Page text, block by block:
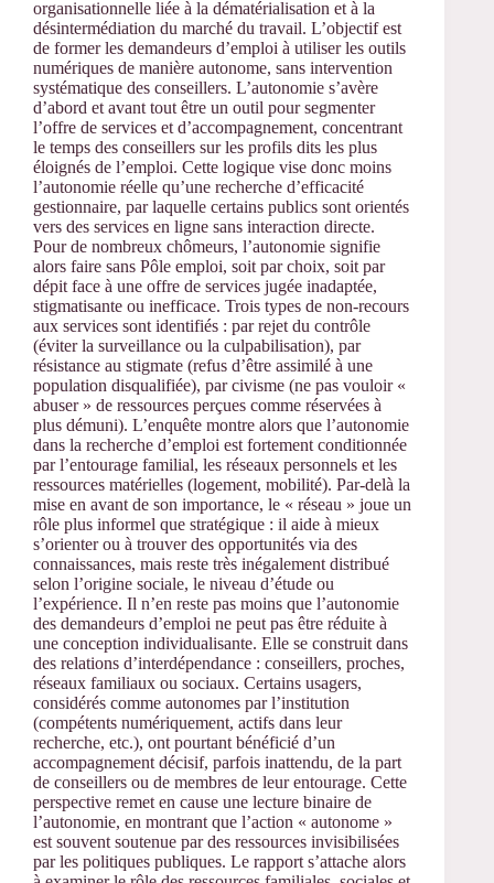
organisationnelle liée à la dématérialisation et à la
désintermédiation du marché du travail. L’objectif est
de former les demandeurs d’emploi à utiliser les outils
numériques de manière autonome, sans intervention
systématique des conseillers. L’autonomie s’avère
d’abord et avant tout être un outil pour segmenter
l’offre de services et d’accompagnement, concentrant
le temps des conseillers sur les profils dits les plus
éloignés de l’emploi. Cette logique vise donc moins
l’autonomie réelle qu’une recherche d’efficacité
gestionnaire, par laquelle certains publics sont orientés
vers des services en ligne sans interaction directe.
Pour de nombreux chômeurs, l’autonomie signifie
alors faire sans Pôle emploi, soit par choix, soit par
dépit face à une offre de services jugée inadaptée,
stigmatisante ou inefficace. Trois types de non-recours
aux services sont identifiés : par rejet du contrôle
(éviter la surveillance ou la culpabilisation), par
résistance au stigmate (refus d’être assimilé à une
population disqualifiée), par civisme (ne pas vouloir «
abuser » de ressources perçues comme réservées à
plus démuni). L’enquête montre alors que l’autonomie
dans la recherche d’emploi est fortement conditionnée
par l’entourage familial, les réseaux personnels et les
ressources matérielles (logement, mobilité). Par-delà la
mise en avant de son importance, le « réseau » joue un
rôle plus informel que stratégique : il aide à mieux
s’orienter ou à trouver des opportunités via des
connaissances, mais reste très inégalement distribué
selon l’origine sociale, le niveau d’étude ou
l’expérience. Il n’en reste pas moins que l’autonomie
des demandeurs d’emploi ne peut pas être réduite à
une conception individualisante. Elle se construit dans
des relations d’interdépendance : conseillers, proches,
réseaux familiaux ou sociaux. Certains usagers,
considérés comme autonomes par l’institution
(compétents numériquement, actifs dans leur
recherche, etc.), ont pourtant bénéficié d’un
accompagnement décisif, parfois inattendu, de la part
de conseillers ou de membres de leur entourage. Cette
perspective remet en cause une lecture binaire de
l’autonomie, en montrant que l’action « autonome »
est souvent soutenue par des ressources invisibilisées
par les politiques publiques. Le rapport s’attache alors